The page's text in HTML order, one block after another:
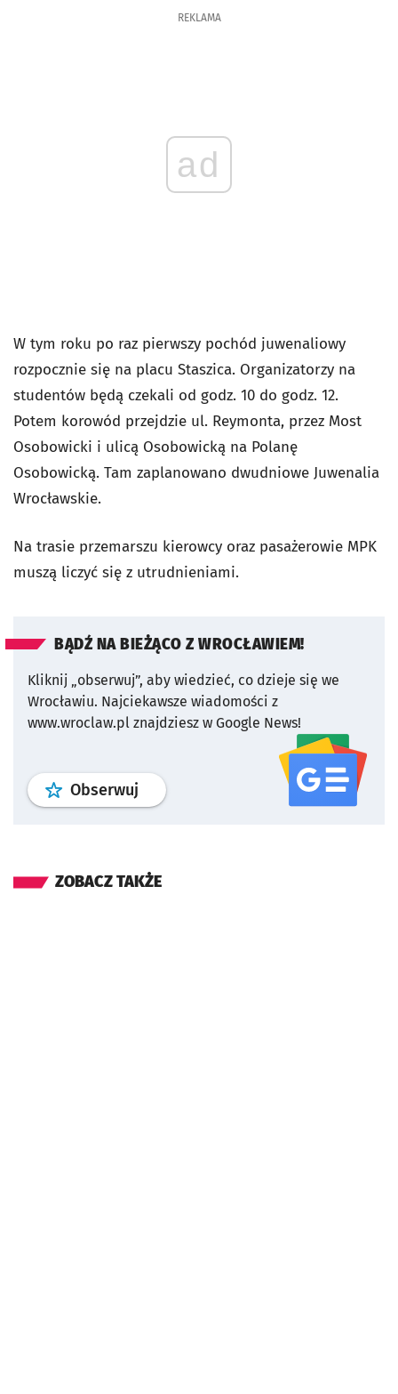
REKLAMA
ad
W tym roku po raz pierwszy pochód juwenaliowy
rozpocznie się na placu Staszica. Organizatorzy na
studentów będą czekali od godz. 10 do godz. 12.
Potem korowód przejdzie ul. Reymonta, przez Most
Osobowicki i ulicą Osobowicką na Polanę
Osobowicką. Tam zaplanowano dwudniowe Juwenalia
Wrocławskie.
Na trasie przemarszu kierowcy oraz pasażerowie MPK
muszą liczyć się z utrudnieniami.
BĄDŹ NA BIEŻĄCO Z WROCŁAWIEM!
Kliknij „obserwuj”, aby wiedzieć, co dzieje się we
Wrocławiu. Najciekawsze wiadomości z
www.wroclaw.pl znajdziesz w Google News!
Obserwuj profil serwisu
ZOBACZ TAKŻE